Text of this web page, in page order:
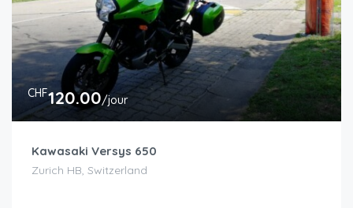
CHF120.00/jour
Kawasaki Versys 650
Zurich HB, Switzerland